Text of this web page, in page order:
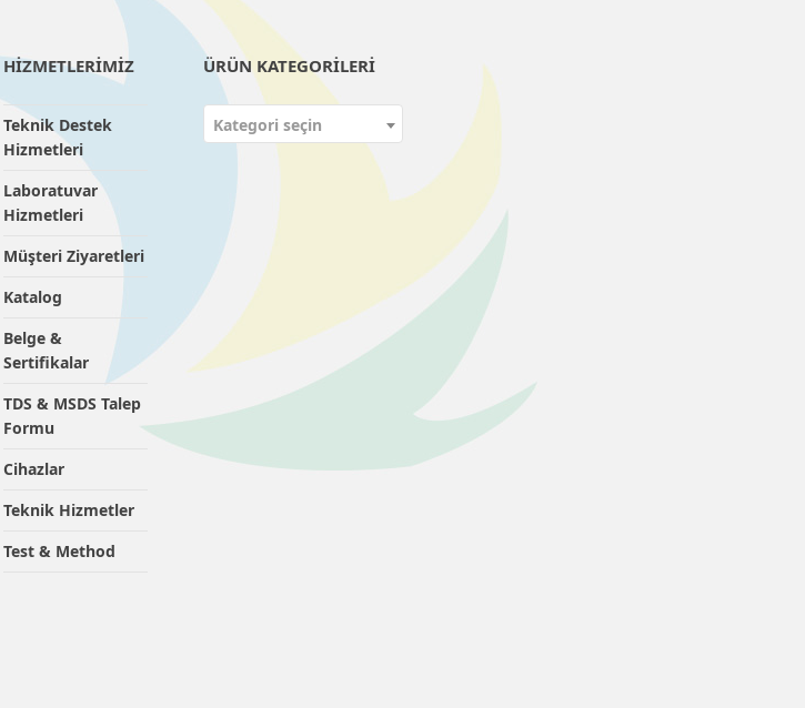
HİZMETLERİMİZ
Teknik Destek
Hizmetleri
Laboratuvar
Hizmetleri
Müşteri Ziyaretleri
Katalog
Belge &
Sertifikalar
TDS & MSDS Talep
Formu
Cihazlar
Teknik Hizmetler
Test & Method
ÜRÜN KATEGORILERI
Kategori seçin